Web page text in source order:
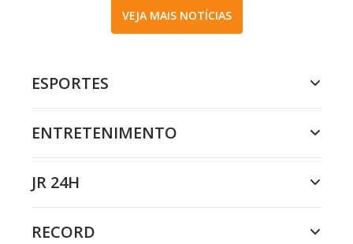
VEJA MAIS NOTÍCIAS
ESPORTES
ENTRETENIMENTO
JR 24H
RECORD